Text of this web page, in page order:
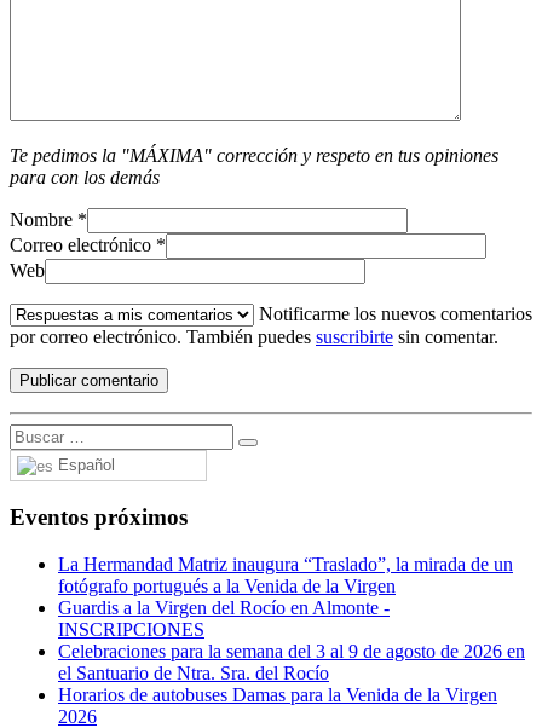
Te pedimos la "MÁXIMA" corrección y respeto en tus opiniones
para con los demás
Nombre *
Correo electrónico *
Web
Notificarme los nuevos comentarios
por correo electrónico. También puedes suscribirte sin comentar.
Español
Eventos próximos
La Hermandad Matriz inaugura “Traslado”, la mirada de un
fotógrafo portugués a la Venida de la Virgen
Guardis a la Virgen del Rocío en Almonte -
INSCRIPCIONES
Celebraciones para la semana del 3 al 9 de agosto de 2026 en
el Santuario de Ntra. Sra. del Rocío
Horarios de autobuses Damas para la Venida de la Virgen
2026